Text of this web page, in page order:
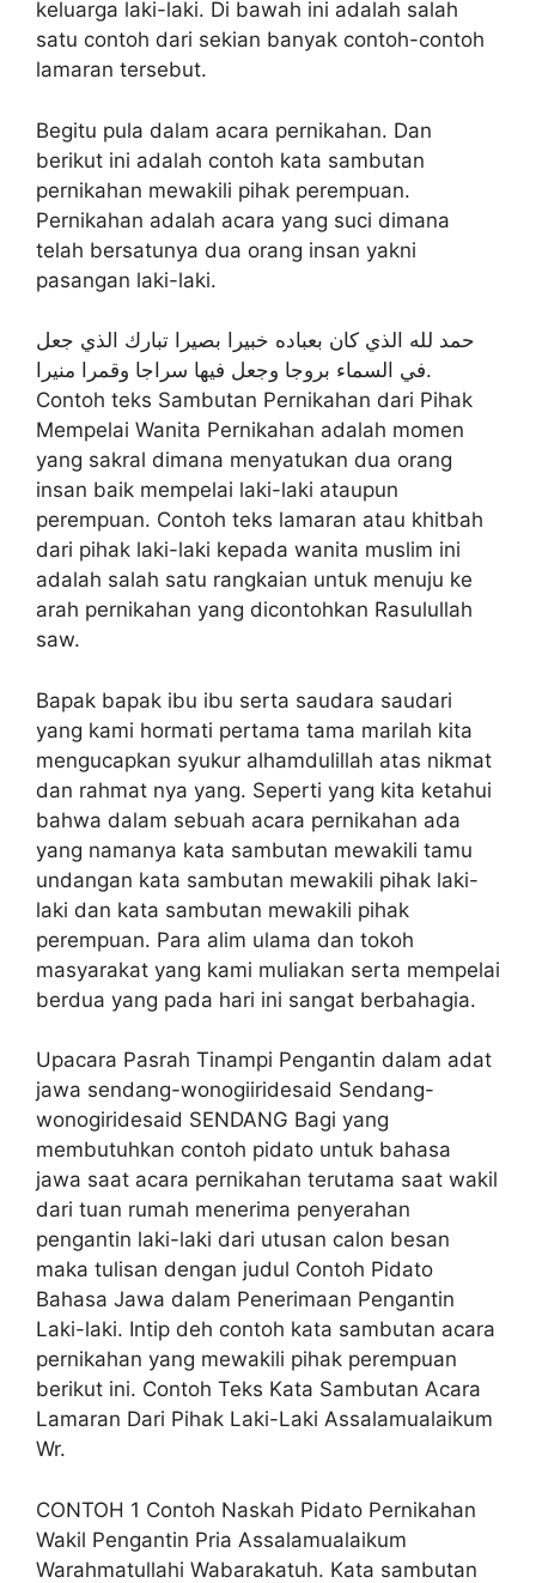
keluarga laki-laki. Di bawah ini adalah salah
satu contoh dari sekian banyak contoh-contoh
lamaran tersebut.
Begitu pula dalam acara pernikahan. Dan
berikut ini adalah contoh kata sambutan
pernikahan mewakili pihak perempuan.
Pernikahan adalah acara yang suci dimana
telah bersatunya dua orang insan yakni
pasangan laki-laki.
حمد لله الذي كان بعباده خبيرا بصيرا تبارك الذي جعل
في السماء بروجا وجعل فيها سراجا وقمرا منيرا.
Contoh teks Sambutan Pernikahan dari Pihak
Mempelai Wanita Pernikahan adalah momen
yang sakral dimana menyatukan dua orang
insan baik mempelai laki-laki ataupun
perempuan. Contoh teks lamaran atau khitbah
dari pihak laki-laki kepada wanita muslim ini
adalah salah satu rangkaian untuk menuju ke
arah pernikahan yang dicontohkan Rasulullah
saw.
Bapak bapak ibu ibu serta saudara saudari
yang kami hormati pertama tama marilah kita
mengucapkan syukur alhamdulillah atas nikmat
dan rahmat nya yang. Seperti yang kita ketahui
bahwa dalam sebuah acara pernikahan ada
yang namanya kata sambutan mewakili tamu
undangan kata sambutan mewakili pihak laki-
laki dan kata sambutan mewakili pihak
perempuan. Para alim ulama dan tokoh
masyarakat yang kami muliakan serta mempelai
berdua yang pada hari ini sangat berbahagia.
Upacara Pasrah Tinampi Pengantin dalam adat
jawa sendang-wonogiiridesaid Sendang-
wonogiridesaid SENDANG Bagi yang
membutuhkan contoh pidato untuk bahasa
jawa saat acara pernikahan terutama saat wakil
dari tuan rumah menerima penyerahan
pengantin laki-laki dari utusan calon besan
maka tulisan dengan judul Contoh Pidato
Bahasa Jawa dalam Penerimaan Pengantin
Laki-laki. Intip deh contoh kata sambutan acara
pernikahan yang mewakili pihak perempuan
berikut ini. Contoh Teks Kata Sambutan Acara
Lamaran Dari Pihak Laki-Laki Assalamualaikum
Wr.
CONTOH 1 Contoh Naskah Pidato Pernikahan
Wakil Pengantin Pria Assalamualaikum
Warahmatullahi Wabarakatuh. Kata sambutan